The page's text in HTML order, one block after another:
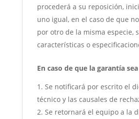
procederá a su reposición,
uno igual, en el caso de que
por otro de la misma especie,
características o
En caso de que la garantía
Se notificará por escrito el
técnico y las causales de
Se retornará el equipo a la